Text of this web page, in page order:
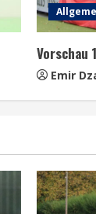
Vorschau
Emir